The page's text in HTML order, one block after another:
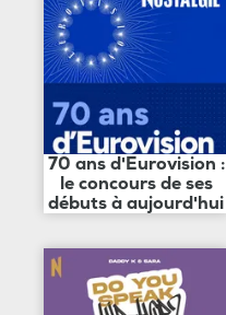
70 ans d'Eurovision :
le concours de ses
débuts à aujourd'hui